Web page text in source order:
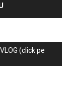
(click pe